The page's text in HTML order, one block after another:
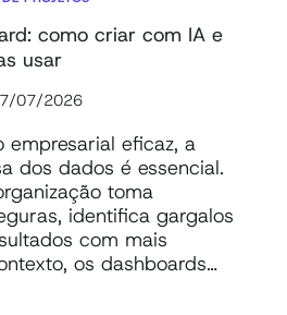
como criar com IA e
usar
07/2026
empresarial eficaz, a
dos dados é essencial.
toma
identifica gargalos
com mais
os dashboards…